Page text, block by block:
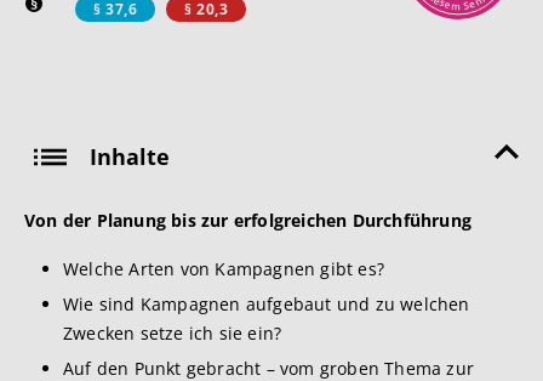
Inhalte
Von der Planung bis zur erfolgreichen Durchführung
Welche Arten von Kampagnen gibt es?
Wie sind Kampagnen aufgebaut und zu welchen
Zwecken setze ich sie ein?
Auf den Punkt gebracht – vom groben Thema zur
§ 37,6 § 20,3 emS